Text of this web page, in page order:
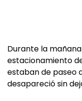
Durante la
estacionamiento
estaban de paseo
desapareció sin